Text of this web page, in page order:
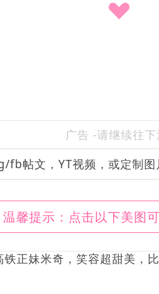
广告 -请继续往下
fb帖文，YT视频，或定制图
温馨提示：点击以下美图